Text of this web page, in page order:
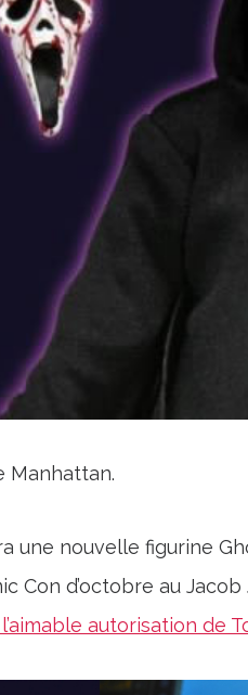
Manhattan.
une nouvelle figurine
Con d’octobre au
autorisation de